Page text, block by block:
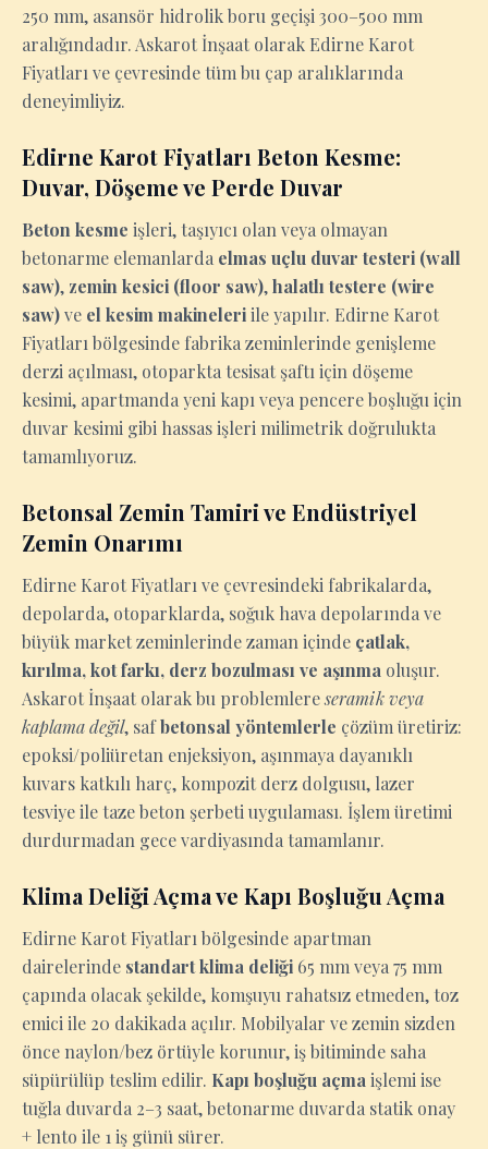
250 mm, asansör hidrolik boru geçişi 300–500 mm
aralığındadır. Askarot İnşaat olarak Edirne Karot
Fiyatları ve çevresinde tüm bu çap aralıklarında
deneyimliyiz.
Edirne Karot Fiyatları Beton Kesme:
Duvar, Döşeme ve Perde Duvar
Beton kesme işleri, taşıyıcı olan veya olmayan
betonarme elemanlarda elmas uçlu duvar testeri (wall
saw), zemin kesici (floor saw),halatlı testere (wire
saw)ve el kesim makineleriile yapılır. Edirne Karot
Fiyatları bölgesinde fabrika zeminlerinde genişleme
derzi açılması, otoparkta tesisat şaftı için döşeme
kesimi, apartmanda yeni kapı veya pencere boşluğu için
duvar kesimi gibi hassas işleri milimetrik doğrulukta
tamamlıyoruz.
Betonsal Zemin Tamiri ve Endüstriyel
Zemin Onarımı
Edirne Karot Fiyatları ve çevresindeki fabrikalarda,
depolarda, otoparklarda, soğuk hava depolarında ve
büyük market zeminlerinde zaman içinde çatlak,
kırılma, kot farkı, derz bozulması ve aşınma oluşur.
Askarot İnşaat olarak bu problemlereseramik veya
kaplama değil, safbetonsal yöntemlerle çözüm üretiriz:
epoksi/poliüretan enjeksiyon, aşınmaya dayanıklı
kuvars katkılı harç, kompozit derz dolgusu, lazer
tesviye ile taze beton şerbeti uygulaması. İşlem üretimi
durdurmadan gece vardiyasında tamamlanır.
Klima Deliği Açma ve Kapı Boşluğu Açma
Edirne Karot Fiyatları bölgesinde apartman
dairelerinde standart klima deliği 65 mm veya 75 mm
çapında olacak şekilde, komşuyu rahatsız etmeden, toz
emici ile 20 dakikada açılır. Mobilyalar ve zemin sizden
önce naylon/bez örtüyle korunur, iş bitiminde saha
süpürülüp teslim edilir. Kapı boşluğu açma işlemi ise
tuğla duvarda 2–3 saat, betonarme duvarda statik onay
+ lento ile 1 iş günü sürer.